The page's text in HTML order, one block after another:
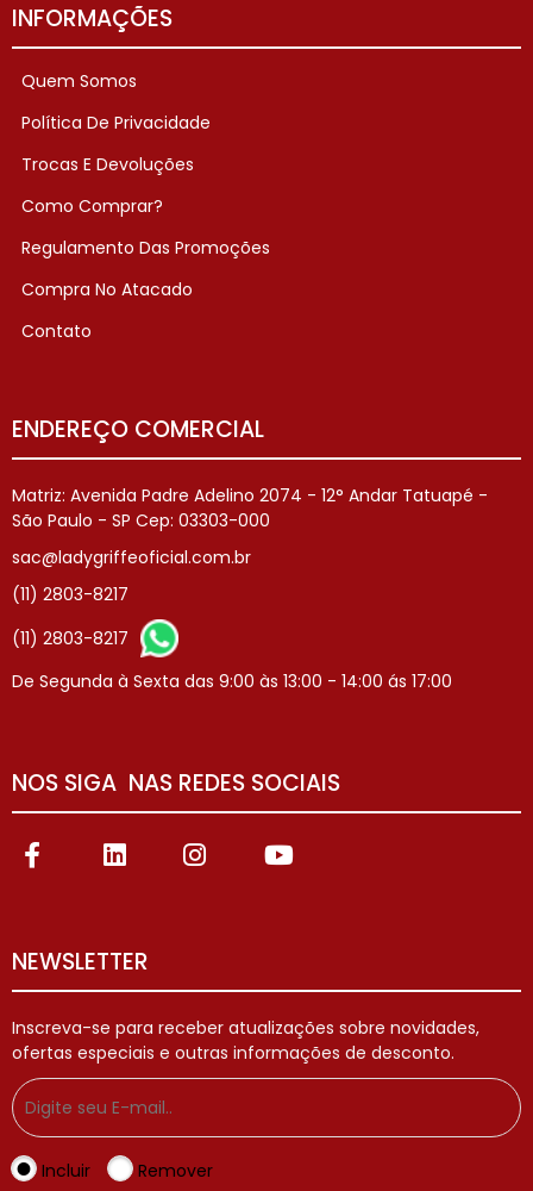
INFORMAÇÕES
Quem Somos
Política De Privacidade
Trocas E Devoluções
Como Comprar?
Regulamento Das Promoções
Compra No Atacado
Contato
ENDEREÇO COMERCIAL
Matriz: Avenida Padre Adelino 2074 - 12° Andar Tatuapé -
São Paulo - SP Cep: 03303-000
sac@ladygriffeoficial.com.br
(11) 2803-8217
(11) 2803-8217
De Segunda à Sexta das 9:00 às 13:00 - 14:00 ás 17:00
NOS SIGA NAS REDES SOCIAIS
NEWSLETTER
Inscreva-se para receber atualizações sobre novidades,
ofertas especiais e outras informações de desconto.
Incluir Remover